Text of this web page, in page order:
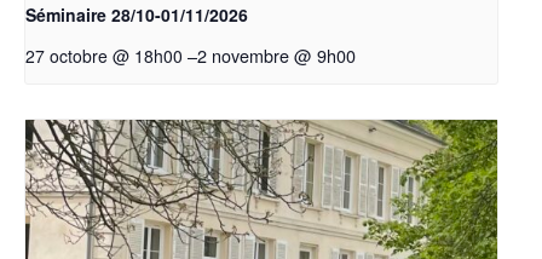
Séminaire 28/10-01/11/2026
27 octobre @ 18h00 –2 novembre @ 9h00